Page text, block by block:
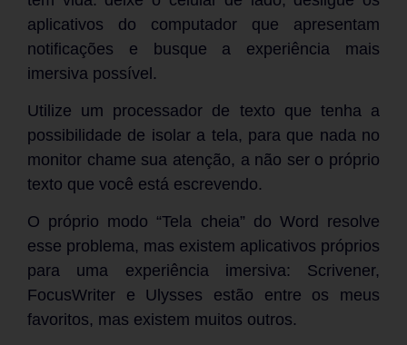
aplicativos do computador que apresentam
notificações e busque a experiência mais
imersiva possível.
Utilize um processador de texto que tenha a
possibilidade de isolar a tela, para que nada no
monitor chame sua atenção, a não ser o próprio
texto que você está escrevendo.
O próprio modo “Tela cheia” do Word resolve
esse problema, mas existem aplicativos próprios
para uma experiência imersiva: Scrivener,
FocusWriter e Ulysses estão entre os meus
favoritos, mas existem muitos outros.